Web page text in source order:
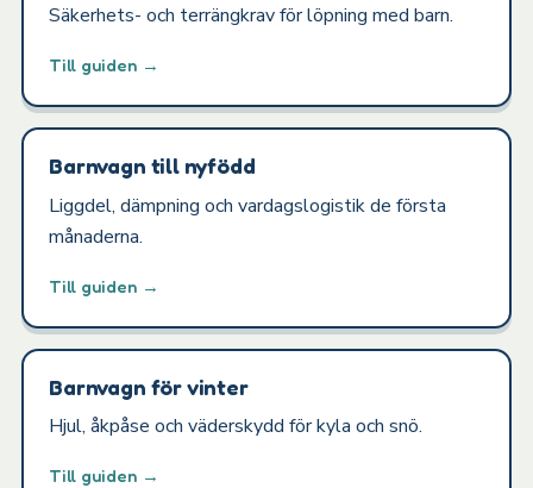
Säkerhets- och terrängkrav för löpning med barn.
Till guiden →
Barnvagn till nyfödd
Liggdel, dämpning och vardagslogistik de första
månaderna.
Till guiden →
Barnvagn för vinter
Hjul, åkpåse och väderskydd för kyla och snö.
Till guiden →